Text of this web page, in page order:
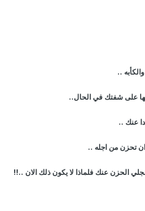
..
على شفتك في الحال..
عنك ..
تحزن من اجله ..
الحزن عنك فلماذا لا يكون ذلك الان ..!!